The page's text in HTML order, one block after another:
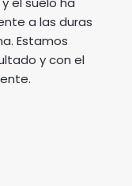
a las duras
Estamos
y con el